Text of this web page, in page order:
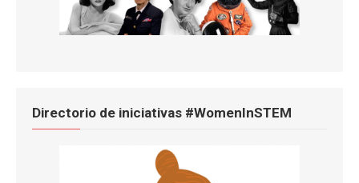
Directorio de iniciativas #WomenInSTEM